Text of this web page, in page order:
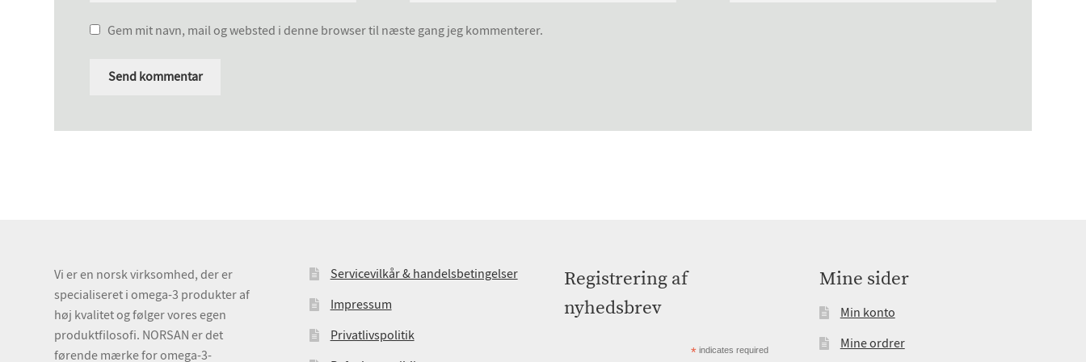
Gem mit navn, mail og websted i denne browser til næste gang jeg kommenterer.
Vi er en norsk virksomhed, der er
specialiseret i omega-3 produkter af
høj kvalitet og følger vores egen
produktfilosofi. NORSAN er det
førende mærke for omega-3-
Servicevilkår & handelsbetingelser
Impressum
Privatlivspolitik
Registrering af
nyhedsbrev
* indicates required
Mine sider
Min konto
Mine ordrer